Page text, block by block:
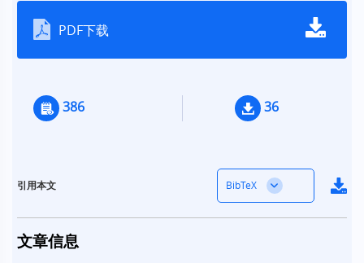
PDF下载
386 36
引用本文 BibTeX
文章信息